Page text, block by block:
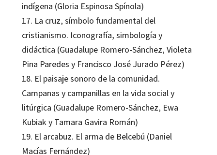
indígena (Gloria Espinosa Spínola)
17. La cruz, símbolo fundamental del
cristianismo. Iconografía, simbología y
didáctica (Guadalupe Romero-Sánchez, Violeta
Pina Paredes y Francisco José Jurado Pérez)
18. El paisaje sonoro de la comunidad.
Campanas y campanillas en la vida social y
litúrgica (Guadalupe Romero-Sánchez, Ewa
Kubiak y Tamara Gavira Román)
19. El arcabuz. El arma de Belcebú (Daniel
Macías Fernández)